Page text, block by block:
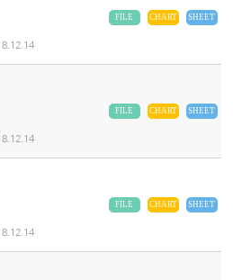
SHEET
CHART
FILE
SHEET
CHART
FILE
SHEET
CHART
FILE